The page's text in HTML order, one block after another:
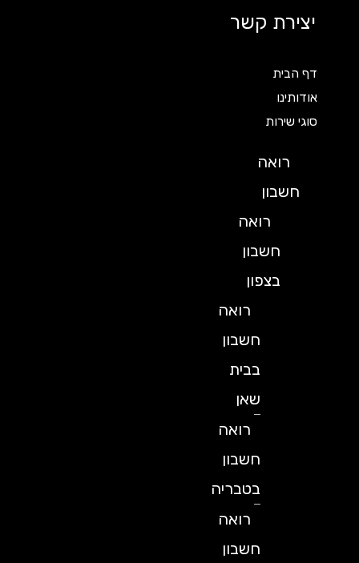
יצירת קשר
דף הבית
אודותינו
סוגי שירות
רואה
חשבון
רואה
חשבון
בצפון
רואה
חשבון
בבית
רואה
חשבון
בטבריה
רואה
חשבון